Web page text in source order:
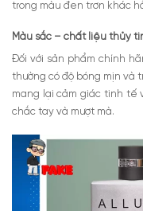
trong màu đen trơn khác
Màu sắc – chất liệu thủy
Đối với sản phẩm chính
thường có độ bóng mịn và
mang lại cảm giác tinh tế
chắc tay và mượt mà.